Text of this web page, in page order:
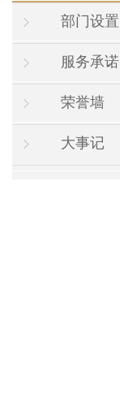
部门设置
服务承诺
荣誉墙
大事记